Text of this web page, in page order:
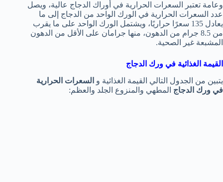
وعامة تعتبر السعرات الحرارية في أوراك الدجاج عالية، ويصل
عدد السعرات الحرارية في الورك الواحد من الدجاج إلى ما
يعادل 135 سعرًا حراريًا، ويشتمل الورك الواحد على ما يقرب
من 8.5 جرام من الدهون، منها جرامان على الأقل من الدهون
المشبعة غير الصحية.
القيمة الغذائية في ورك الدجاج
يتبين من الجدول التالي القيمة الغذائية و السعرات الحرارية
في ورك الدجاج المطهي والمنزوع الجلد والعظم: